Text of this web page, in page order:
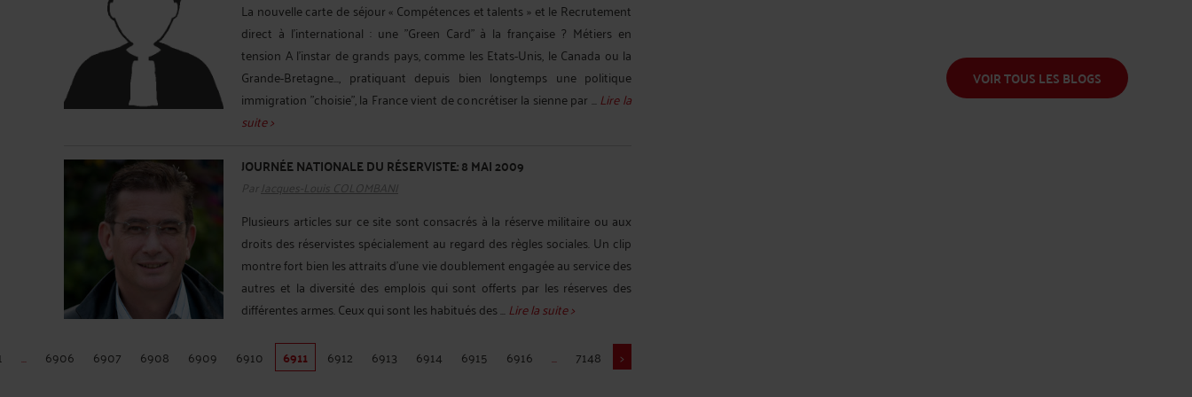
La nouvelle carte de séjour « Compétences et talents » et le Recrutement
direct à l'international : une "Green Card" à la française ? Métiers en
tension A l'instar de grands pays, comme les Etats-Unis, le Canada ou la
Grande-Bretagne..., pratiquant depuis bien longtemps une politique
immigration "choisie", la France vient de concrétiser la sienne par ...Lire la
suite >
JOURNÉE NATIONALE DU RÉSERVISTE: 8 MAI 2009
Par Jacques-Louis COLOMBANI
Plusieurs articles sur ce site sont consacrés à la réserve militaire ou aux
droits des réservistes spécialement au regard des règles sociales. Un clip
montre fort bien les attraits d'une vie doublement engagée au service des
autres et la diversité des emplois qui sont offerts par les réserves des
différentes armes. Ceux qui sont les habitués des ...Lire la suite >
... 6906 6907 6908 6909 6910 6911 6912 6913 6914 6915 6916 ... 7148 >
Me Kermeur Me Ouchia
VOIR TOUS LES BLOGS